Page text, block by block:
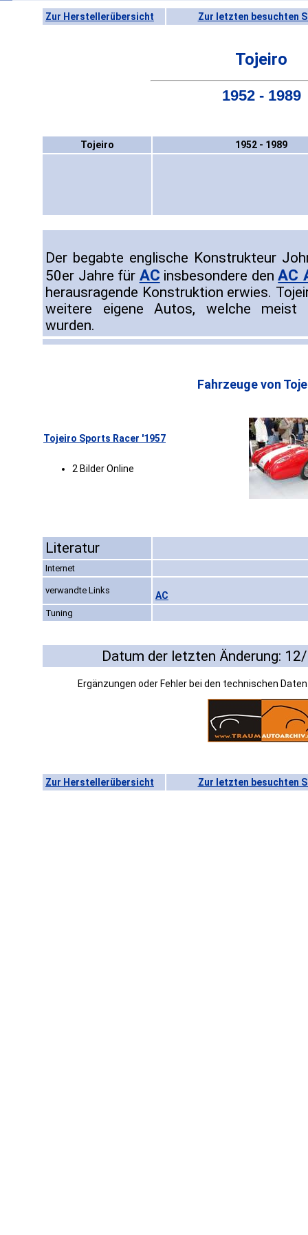
Zur Herstellerübersicht Zur letzten besuchten
Tojeiro
1952 - 1989
Tojeiro 1952 - 1989
Der begabte englische Konstrukteur
50er Jahre für AC insbesondere denAC
herausragende Konstruktion erwies.
weitere eigene Autos, welche meist
wurden.
Fahrzeuge von
Tojeiro Sports Racer '1957
2 Bilder Online
Literatur
Internet
verwandte Links AC
Tuning
Datum der letzten Änderung:
Ergänzungen oder Fehler bei den technischen
Zur Herstellerübersicht Zur letzten besuchten